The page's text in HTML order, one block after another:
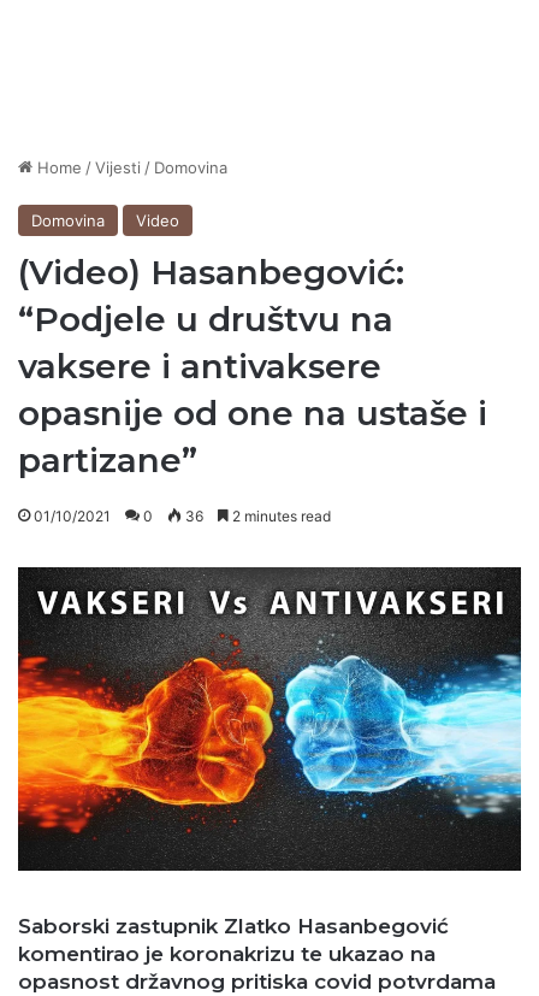
Home /Vijesti / Domovina
Domovina Video
(Video) Hasanbegović:
“Podjele u društvu na
vaksere i antivaksere
opasnije od one na ustaše i
partizane”
01/10/2021 0 36 2 minutes read
Saborski zastupnik Zlatko Hasanbegović
komentirao je koronakrizu te ukazao na
opasnost državnog pritiska covid potvrdama